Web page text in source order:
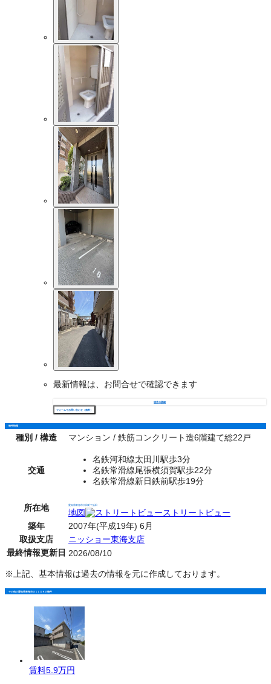
最新情報は、お問合せで確認できます
物件の詳細
フォームでお問い合わせ（無料）
物件情報
種別 / 構造 マンション / 鉄筋コンクリート造6階建て総22戸
交通
名鉄河和線太田川駅歩3分
名鉄常滑線尾張横須賀駅歩22分
名鉄常滑線新日鉄前駅歩19分
所在地 愛知県東海市大田町下浜田
地図
ストリートビュー
築年
2007年(平成19年) 6月
取扱支店
ニッショー東海支店
最終情報更新日 2026/08/10
※上記、基本情報は過去の情報を元に作成しております。
その他の愛知県東海市の１ＬＤＫの物件
賃料5.9万円